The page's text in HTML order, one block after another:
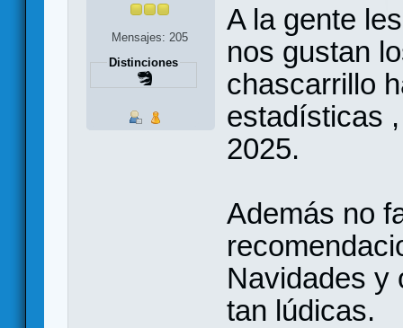
Mensajes: 205
Distinciones
A la gente
nos gustan
chascarrillo
estadísticas
2025.
Además no
Navidades y
tan lúdicas.